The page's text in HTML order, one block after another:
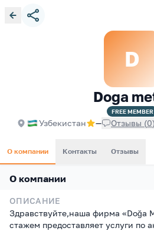
D
Doga
FREEMEMBER
Узбекистан — Отзывы (0)
О компании Контакты Отзывы
О компании
ОПИСАНИЕ
Здравствуйте,наша фирма «Doğa
стажем предоставляет услуги по